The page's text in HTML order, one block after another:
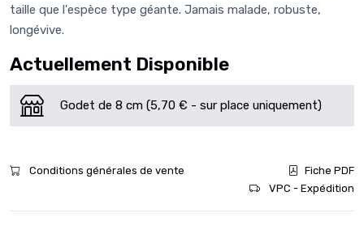
taille que l'espèce type géante. Jamais malade, robuste,
longévive.
Actuellement Disponible
Godet de 8 cm (5,70 € - sur place uniquement)
Conditions générales de vente
Fiche PDF
VPC - Expédition